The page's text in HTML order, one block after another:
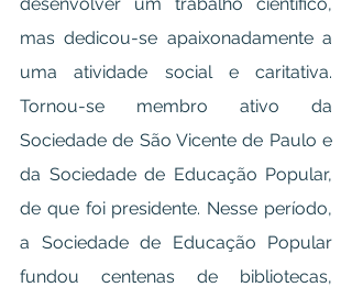
mas dedicou-se apaixonadamente a
uma atividade social e caritativa.
Tornou-se membro ativo da
Sociedade de São Vicente de Paulo e
da Sociedade de Educação Popular,
de que foi presidente. Nesse período,
a Sociedade de Educação Popular
fundou centenas de bibliotecas,